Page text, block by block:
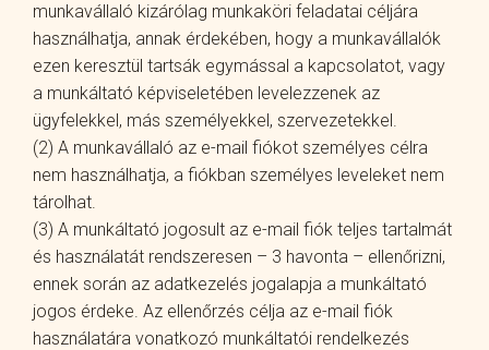
munkavállaló kizárólag munkaköri feladatai céljára
használhatja, annak érdekében, hogy a munkavállalók
ezen keresztül tartsák egymással a kapcsolatot, vagy
a munkáltató képviseletében levelezzenek az
ügyfelekkel, más személyekkel, szervezetekkel.
(2) A munkavállaló az e-mail fiókot személyes célra
nem használhatja, a fiókban személyes leveleket nem
tárolhat.
(3) A munkáltató jogosult az e-mail fiók teljes tartalmát
és használatát rendszeresen – 3 havonta – ellenőrizni,
ennek során az adatkezelés jogalapja a munkáltató
jogos érdeke. Az ellenőrzés célja az e-mail fiók
használatára vonatkozó munkáltatói rendelkezés